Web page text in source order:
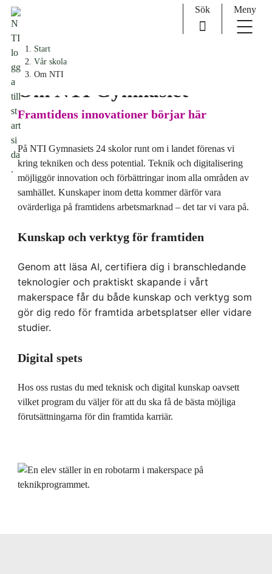
Huvudnavigation
Sök Meny
Start
Vår skola
Om NTI
Om NTI Gymnasiet
Framtidens innovationer börjar här
På NTI Gymnasiets 24 skolor runt om i landet förenas vi
kring tekniken och dess potential. Teknik och digitalisering
möjliggör innovation och förbättringar inom alla områden av
samhället. Kunskaper inom detta kommer därför vara
ovärderliga på framtidens arbetsmarknad – det tar vi vara på.
Kunskap och verktyg för framtiden
Genom att läsa AI, certifiera dig i branschledande
teknologier och praktiskt skapande i vårt
makerspace får du både kunskap och verktyg som
gör dig redo för framtida arbetsplatser eller vidare
studier.
Digital spets
Hos oss rustas du med teknisk och digital kunskap oavsett
vilket program du väljer för att du ska få de bästa möjliga
förutsättningarna för din framtida karriär.